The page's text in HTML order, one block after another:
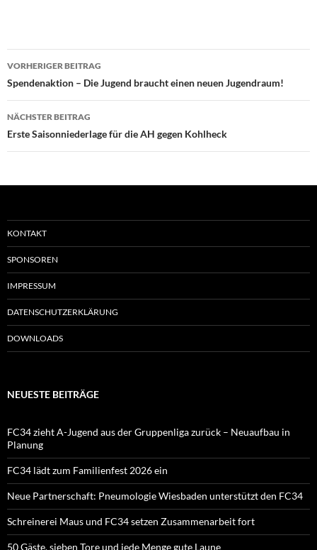
Beitragsnavigation
VORHERIGER BEITRAG
Spendenaktion – Die Jugend braucht einen neuen Jugendraum!
NÄCHSTER BEITRAG
Erste Saisonniederlage für die AH gegen Kohlheck
KONTAKT
SPONSOREN
IMPRESSUM
DATENSCHUTZERKLÄRUNG
DOWNLOADS
NEUESTE BEITRÄGE
FC34 zieht A-Jugend aus der Gruppenliga zurück – Neuaufbau in
Planung
FC34 lädt zum Familienfest 2026 ein
Neue Partnerschaft: Pneumologie Wiesbaden unterstützt den FC34
Schreinerei Maus und FC34 setzen Zusammenarbeit fort
50 Gäste, sieben Tore und jede Menge gute Laune